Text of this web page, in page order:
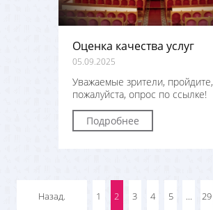
Оценка качества услуг
05.09.2025
Уважаемые зрители, пройдите,
пожалуйста, опрос по ссылке!
Подробнее
Назад. 1 2 3 4 5 ... 29